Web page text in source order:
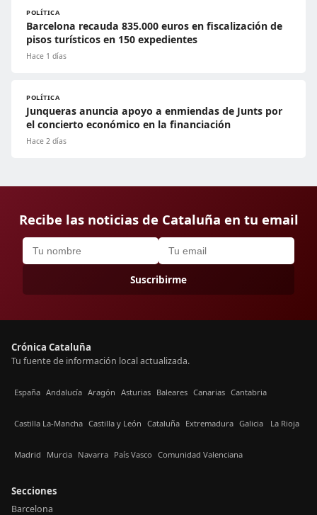
POLÍTICA
Barcelona recauda 835.000 euros en fiscalización de
pisos turísticos en 150 expedientes
Hace 1 días
POLÍTICA
Junqueras anuncia apoyo a enmiendas de Junts por
el concierto económico en la financiación
Hace 2 días
Recibe las noticias de Cataluña en tu email
Suscribirme
Crónica Cataluña
Tu fuente de información local actualizada.
España Andalucía Aragón Asturias Baleares Canarias Cantabria
Castilla La-Mancha Castilla y León Cataluña Extremadura Galicia La Rioja
Madrid Murcia Navarra País Vasco Comunidad Valenciana
Secciones
Barcelona